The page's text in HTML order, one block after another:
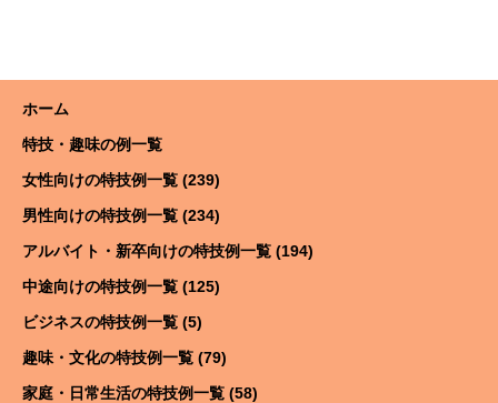
ホーム
特技・趣味の例一覧
女性向けの特技例一覧 (239)
男性向けの特技例一覧 (234)
アルバイト・新卒向けの特技例一覧 (194)
中途向けの特技例一覧 (125)
ビジネスの特技例一覧 (5)
趣味・文化の特技例一覧 (79)
家庭・日常生活の特技例一覧 (58)